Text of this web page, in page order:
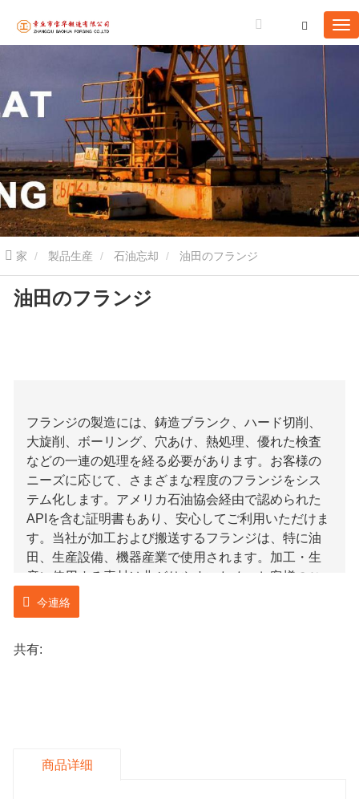
家 製品生産 石油忘却 油田のフランジ
油田のフランジ
フランジの製造には、鋳造ブランク、ハード切削、
大旋削、ボーリング、穴あけ、熱処理、優れた検査
などの一連の処理を経る必要があります。お客様の
ニーズに応じて、さまざまな程度のフランジをシス
テム化します。アメリカ石油協会経由で認められた
APIを含む証明書もあり、安心してご利用いただけま
す。当社が加工および搬送するフランジは、特に油
田、生産設備、機器産業で使用されます。加工・生
産に使用する素材は曲がりやすいため、お客様のご
指定の形状やサイズに合わせて鋳造することが可能
です。
当社のフランジ製造における利点は、シームレスな
今連絡
共有:
商品详细